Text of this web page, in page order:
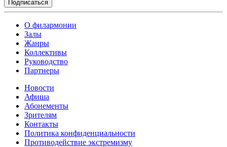
О филармонии
Залы
Жанры
Коллективы
Руководство
Партнеры
Новости
Афиша
Абонементы
Зрителям
Контакты
Политика конфиденциальности
Противодействие экстремизму